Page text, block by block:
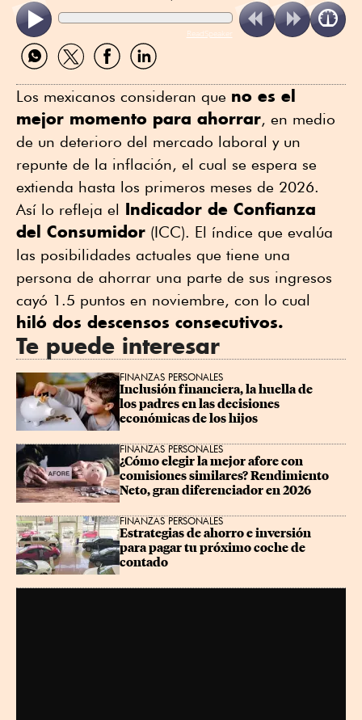
ReadSpeaker
Compartir
por
Compartir
por
Compartir
por
Compartir
por
Los mexicanos consideran que no es el
mejor momento para ahorrar, en medio
de un deterioro del mercado laboral y un
repunte de la inflación, el cual se espera se
extienda hasta los primeros meses de 2026.
Así lo refleja el Indicador de Confianza
del Consumidor (ICC). El índice que evalúa
las posibilidades actuales que tiene una
persona de ahorrar una parte de sus ingresos
cayó 1.5 puntos en noviembre, con lo cual
hiló dos descensos consecutivos.
Te puede interesar
FINANZAS PERSONALES
Inclusión financiera, la huella de
los padres en las decisiones
económicas de los hijos
FINANZAS PERSONALES
¿Cómo elegir la mejor afore con
comisiones similares? Rendimiento
Neto, gran diferenciador en 2026
FINANZAS PERSONALES
Estrategias de ahorro e inversión
para pagar tu próximo coche de
contado